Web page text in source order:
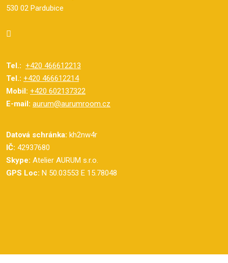
530 02 Pardubice
Tel.: +420 466612213
Tel.: +420 466612214
Mobil: +420 602137322
E-mail: aurum@aurumroom.cz
Datová schránka: kh2nw4r
IČ: 42937680
Skype: Atelier AURUM s.r.o.
GPS Loc: N 50.03553 E 15.78048